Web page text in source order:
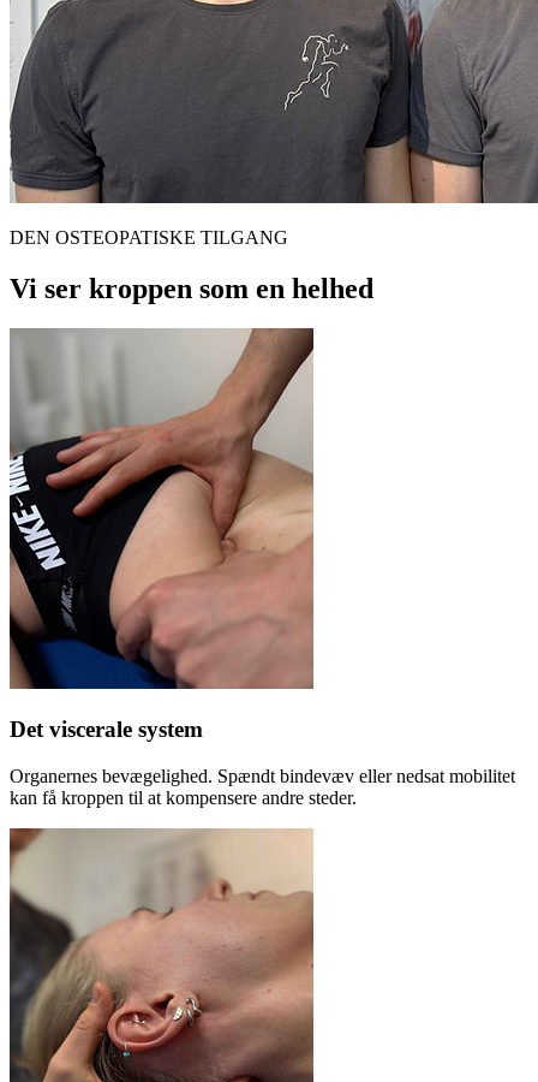
DEN OSTEOPATISKE TILGANG
Vi ser kroppen som en helhed
Det viscerale system
Organernes bevægelighed. Spændt bindevæv eller nedsat mobilitet
kan få kroppen til at kompensere andre steder.